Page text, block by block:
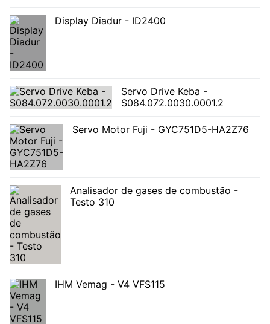
Display Diadur - ID2400
Servo Drive Keba -
S084.072.0030.0001.2
Servo Motor Fuji - GYC751D5-HA2Z76
Analisador de gases de combustão -
Testo 310
IHM Vemag - V4 VFS115